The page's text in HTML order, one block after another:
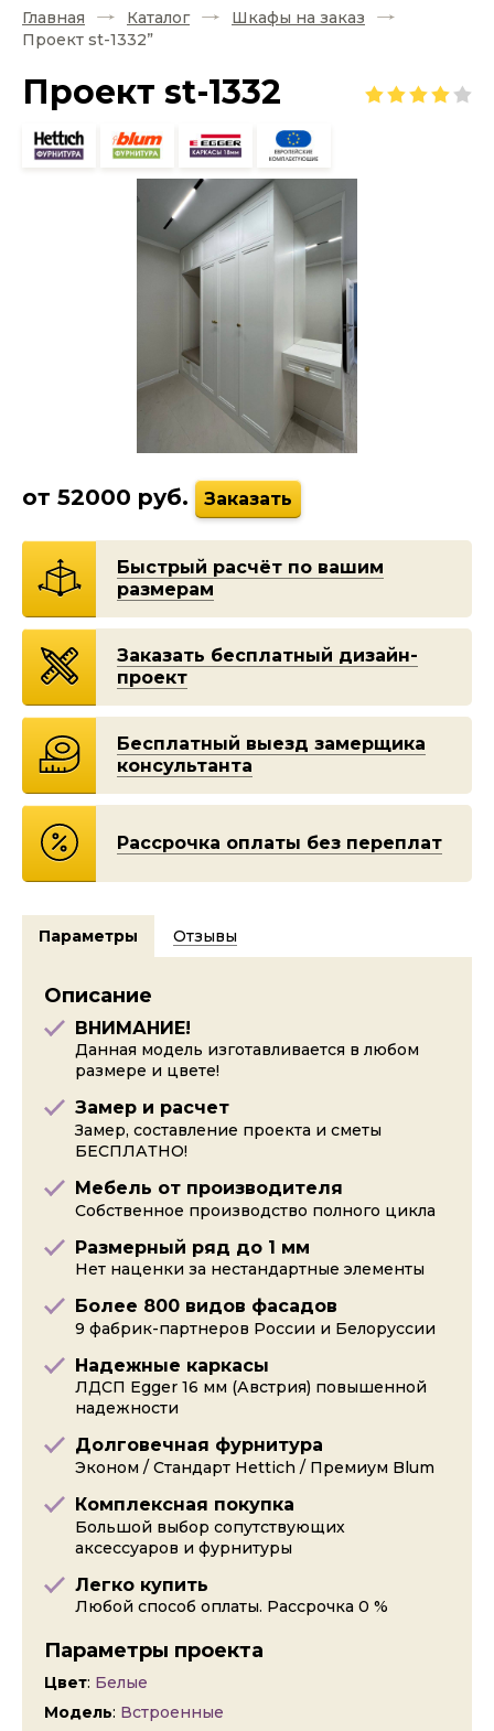
Главная Каталог
Шкафы на заказ
Проект st-1332”
Проект st-1332
от 52000 руб. Заказать
Быстрый расчёт по вашим
размерам
Заказать бесплатный дизайн-
проект
Бесплатный выезд замерщика
консультанта
Рассрочка оплаты без переплат
Параметры Отзывы
Описание
ВНИМАНИЕ!
Данная модель изготавливается в любом
размере и цвете!
Замер и расчет
Замер, составление проекта и сметы
БЕСПЛАТНО!
Мебель от производителя
Собственное производство полного цикла
Размерный ряд до 1 мм
Нет наценки за нестандартные элементы
Более 800 видов фасадов
9 фабрик-партнеров России и Белоруссии
Надежные каркасы
ЛДСП Egger 16 мм (Австрия) повышенной
надежности
Долговечная фурнитура
Эконом / Стандарт Hettich / Премиум Blum
Комплексная покупка
Большой выбор сопутствующих
аксессуаров и фурнитуры
Легко купить
Любой способ оплаты. Рассрочка 0 %
Параметры проекта
Цвет: Белые
Модель: Встроенные